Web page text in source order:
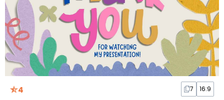
4 7 16:9